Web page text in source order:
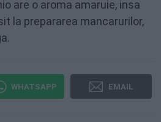
are o aroma amaruie, insa
la prepararea mancarurilor,
WHATSAPP EMAIL